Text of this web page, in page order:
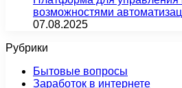
возможностями
07.08.2025
Рубрики
Бытовые вопросы
Заработок в интернете